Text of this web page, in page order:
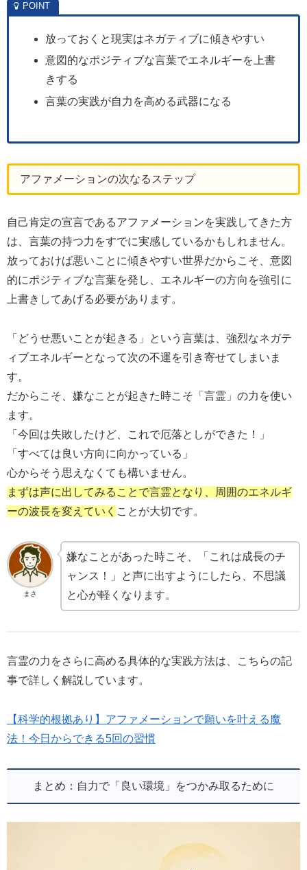
放っておくと現実はネガティブに傾きやすい
意図的なポジティブな言葉でエネルギーを上書
きする
言葉の実践が自力を高める武器になる
アファメーションの次なるステップ
自己肯定の宣言であるアファメーションを実践してきた方
は、言葉の持つ力をすでに実感しているかもしれません。
放っておけば悪いことに傾きやすい世界だからこそ、意図
的にポジティブな言葉を発し、エネルギーの方向を強引に
上書きしてあげる必要があります。
「どうせ悪いことが起きる」という言葉は、強烈なネガテ
ィブエネルギーとなって次の不運を引き寄せてしまいま
す。
だからこそ、嫌なことが起きた時こそ「言霊」の力を使い
ます。
「今回は失敗したけど、これで厄落としができた！」
「すべては良い方向に向かっている」
心からそう思えなくても構いません。
まずは声に出してみることで言霊となり、周囲のエネルギ
ーの波長を変えていく ことが大切です。
まさ
嫌なことがあった時こそ、「これは成長のチ
ャンス！」と声に出すようにしたら、不思議
と心が軽くなります。
言霊の力をさらに高める具体的な実践方法は、こちらの記
事で詳しく解説しています。
【科学的根拠あり】アファメーションで願いを叶える魔
法！今日からできる5回の習慣
まとめ：自力で「良い環境」をつかみ取るために